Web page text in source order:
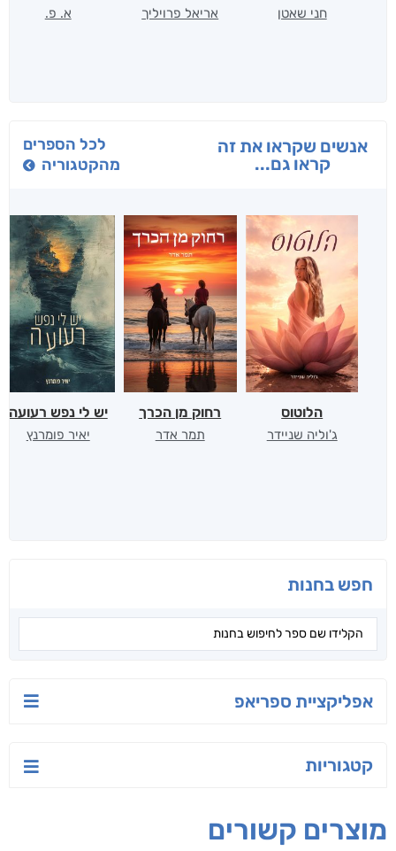
חפש בחנות
אפליקציית ספריאפ
קטגוריות
חני שאטן אריאל פרויליך א. פ.
אנשים שקראו את זה
קראו גם...
לכל הספרים
מהקטגוריה
הלוטוס
ג'וליה שניידר
רחוק מן הכרך
תמר אדר
יש לי נפש רעועה
יאיר פומרנץ
מוצרים קשורים